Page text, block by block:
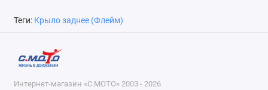
Теги: Крыло заднее (Флейм)
Интернет-магазин «С.МОТО» 2003 - 2026